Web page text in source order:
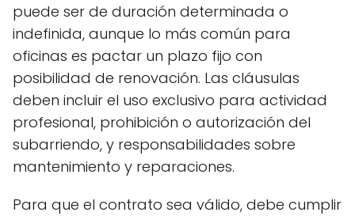
puede ser de duración determinada o
indefinida, aunque lo más común para
oficinas es pactar un plazo fijo con
posibilidad de renovación. Las cláusulas
deben incluir el uso exclusivo para actividad
profesional, prohibición o autorización del
subarriendo, y responsabilidades sobre
mantenimiento y reparaciones.
Para que el contrato sea válido, debe cumplir